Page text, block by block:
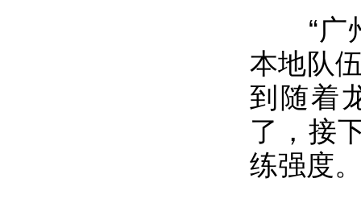
“广州
本地队
到随着
了，接
练强度